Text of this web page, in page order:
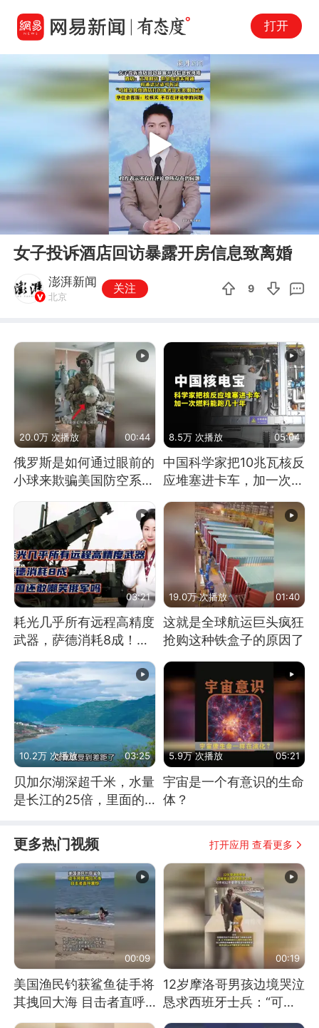
打开
Play
女子投诉酒店回访暴露开房信息致离婚
澎湃新闻
北京
关注 9
20.0万 次播放 00:44
俄罗斯是如何通过眼前的
小球来欺骗美国防空系统
8.5万 次播放 05:04
中国科学家把10兆瓦核反
应堆塞进卡车，加一次燃
料能跑几十年
03:21
耗光几乎所有远程高精度
武器，萨德消耗8成！美
19.0万 次播放 01:40
这就是全球航运巨头疯狂
抢购这种铁盒子的原因了
10.2万 次播放 03:25
贝加尔湖深超千米，水量
是长江的25倍，里面的
5.9万 次播放 05:21
宇宙是一个有意识的生命
体？
更多热门视频 打开应用 查看更多
00:09
美国渔民钓获鲨鱼徒手将
其拽回大海 目击者直呼
震惊 （视频来源：参考
00:19
12岁摩洛哥男孩边境哭泣
恳求西班牙士兵：“可不
可以不要把我遣返回国”